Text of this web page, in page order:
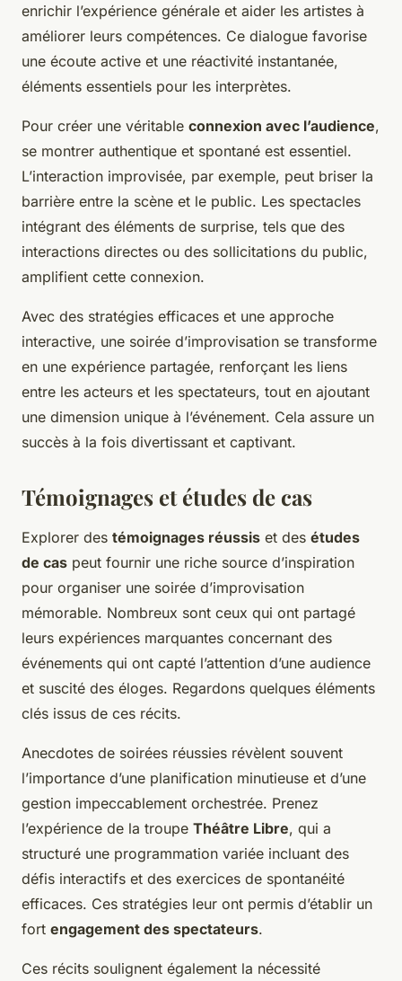
enrichir l’expérience générale et aider les artistes à
améliorer leurs compétences. Ce dialogue favorise
une écoute active et une réactivité instantanée,
éléments essentiels pour les interprètes.
Pour créer une véritable connexion avec l’audience,
se montrer authentique et spontané est essentiel.
L’interaction improvisée, par exemple, peut briser la
barrière entre la scène et le public. Les spectacles
intégrant des éléments de surprise, tels que des
interactions directes ou des sollicitations du public,
amplifient cette connexion.
Avec des stratégies efficaces et une approche
interactive, une soirée d’improvisation se transforme
en une expérience partagée, renforçant les liens
entre les acteurs et les spectateurs, tout en ajoutant
une dimension unique à l’événement. Cela assure un
succès à la fois divertissant et captivant.
Témoignages et études de cas
Explorer des témoignages réussis et des études
de cas peut fournir une riche source d’inspiration
pour organiser une soirée d’improvisation
mémorable. Nombreux sont ceux qui ont partagé
leurs expériences marquantes concernant des
événements qui ont capté l’attention d’une audience
et suscité des éloges. Regardons quelques éléments
clés issus de ces récits.
Anecdotes de soirées réussies révèlent souvent
l’importance d’une planification minutieuse et d’une
gestion impeccablement orchestrée. Prenez
l’expérience de la troupe Théâtre Libre, qui a
structuré une programmation variée incluant des
défis interactifs et des exercices de spontanéité
efficaces. Ces stratégies leur ont permis d’établir un
fort engagement des spectateurs.
Ces récits soulignent également la nécessité